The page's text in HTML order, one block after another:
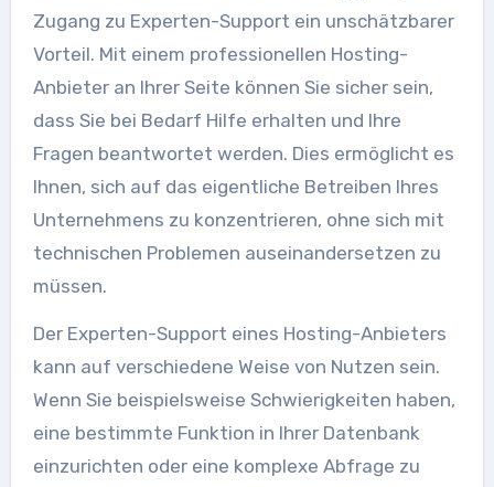
Zugang zu Experten-Support ein unschätzbarer
Vorteil. Mit einem professionellen Hosting-
Anbieter an Ihrer Seite können Sie sicher sein,
dass Sie bei Bedarf Hilfe erhalten und Ihre
Fragen beantwortet werden. Dies ermöglicht es
Ihnen, sich auf das eigentliche Betreiben Ihres
Unternehmens zu konzentrieren, ohne sich mit
technischen Problemen auseinandersetzen zu
müssen.
Der Experten-Support eines Hosting-Anbieters
kann auf verschiedene Weise von Nutzen sein.
Wenn Sie beispielsweise Schwierigkeiten haben,
eine bestimmte Funktion in Ihrer Datenbank
einzurichten oder eine komplexe Abfrage zu